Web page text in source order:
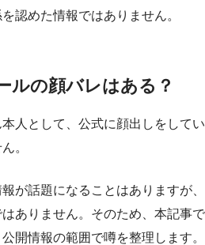
認めた情報ではありません。
ルの顔バレはある？
人として、公式に顔出しをしてい
。
が話題になることはありますが、
ありません。そのため、本記事で
開情報の範囲で噂を整理します。